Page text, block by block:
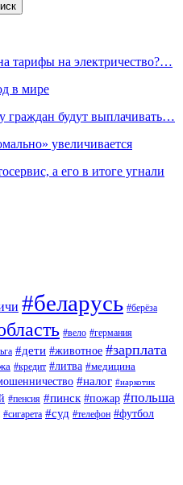
тарифы на электричество?…
в мире
граждан будут выплачивать…
увеличивается
а его в итоге угнали
#беларусь #берёза
#вело #германия
#дети #животное #зарплата
#кредит #литва #медицина
#налог #наркотик
#пенсия #пинск #пожар #польша
#сигарета #суд #телефон #футбол